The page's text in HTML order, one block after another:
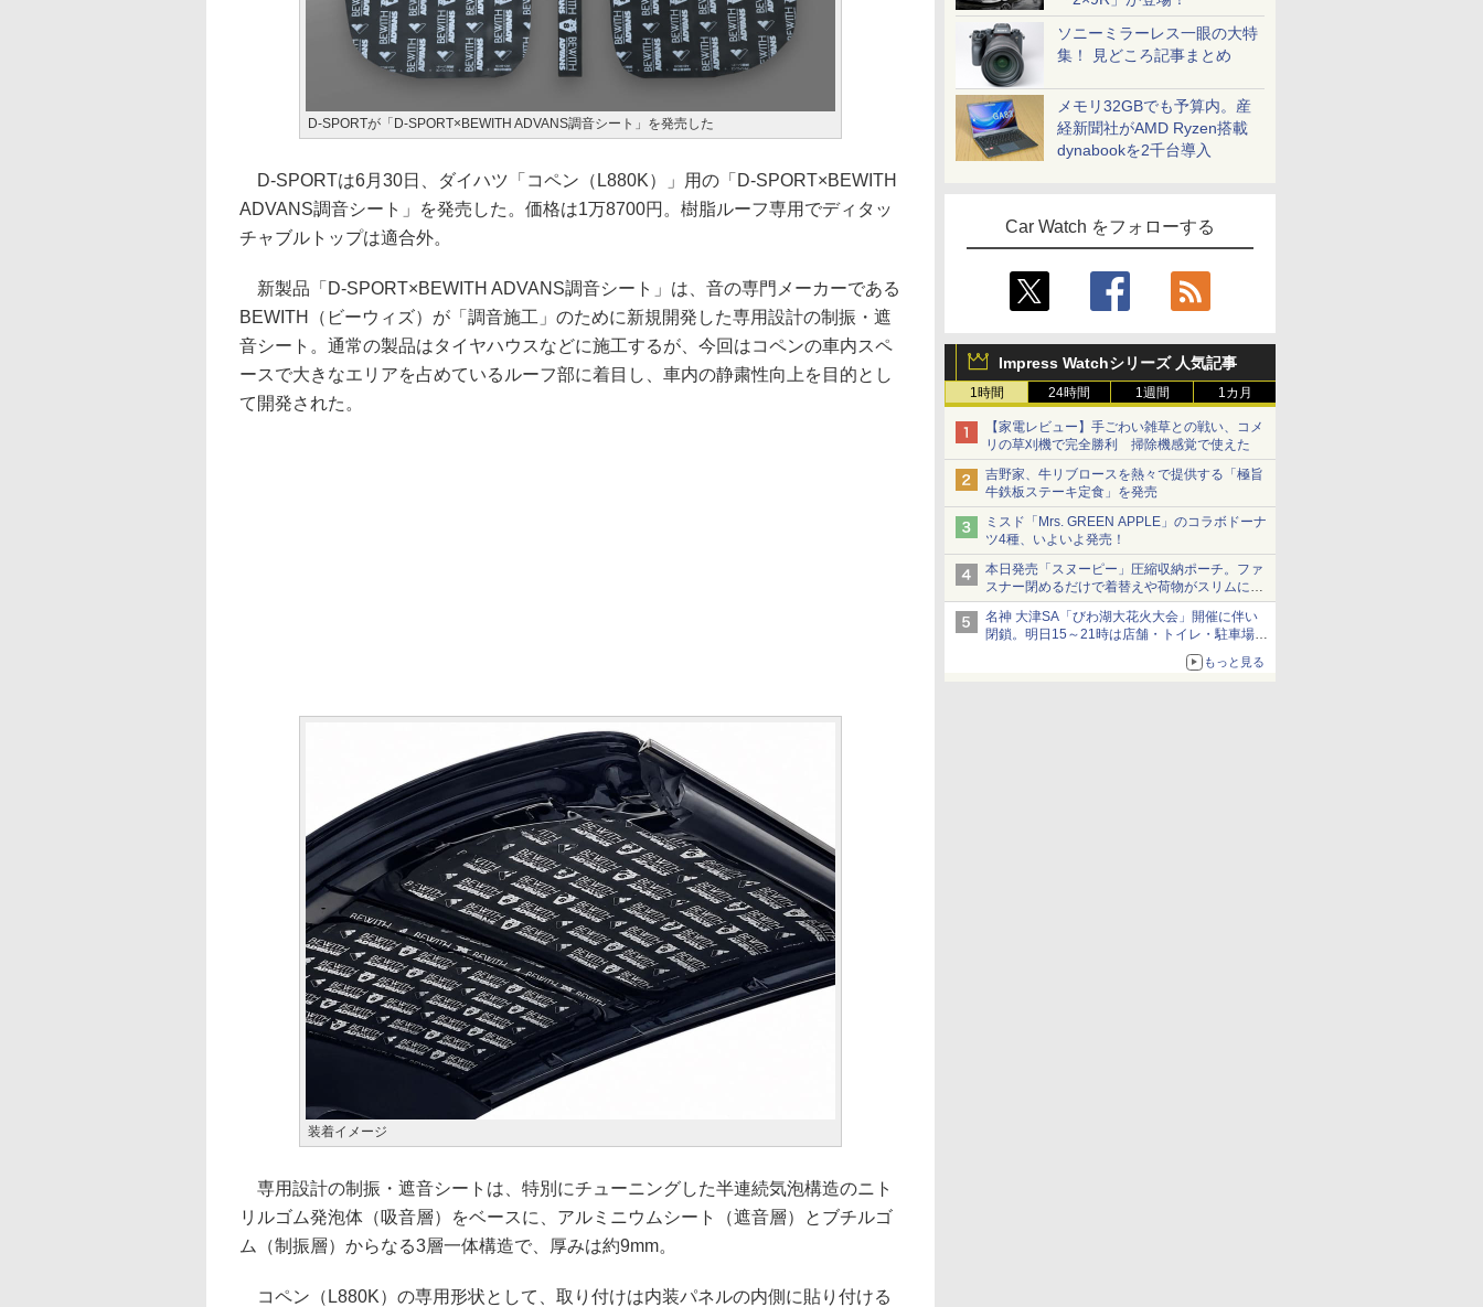
ソニーミラーレス一眼の大特
集！ 見どころ記事まとめ
メモリ32GBでも予算内。産
経新聞社がAMD Ryzen搭載
dynabookを2千台導入
Car Watch をフォローする
Impress Watchシリーズ 人気記事
1時間 24時間 1週間 1カ月
【家電レビュー】手ごわい雑草との戦い、コメ
リの草刈機で完全勝利 掃除機感覚で使えた
吉野家、牛リブロースを熱々で提供する「極旨
牛鉄板ステーキ定食」を発売
ミスド「Mrs. GREEN APPLE」のコラボドーナ
ツ4種、いよいよ発売！
本日発売「スヌーピー」圧縮収納ポーチ。ファ
スナー閉めるだけで着替えや荷物がスリムにま
とまる
名神 大津SA「びわ湖大花火大会」開催に伴い
閉鎖。明日15～21時は店舗・トイレ・駐車場の
もっと見る
D-SPORTが「D-SPORT×BEWITH ADVANS調音シート」を発売した
D-SPORTは6月30日、ダイハツ「コペン（L880K）」用の「D-SPORT×BEWITH
ADVANS調音シート」を発売した。価格は1万8700円。樹脂ルーフ専用でディタッ
チャブルトップは適合外。
新製品「D-SPORT×BEWITH ADVANS調音シート」は、音の専門メーカーである
BEWITH（ビーウィズ）が「調音施工」のために新規開発した専用設計の制振・遮
音シート。通常の製品はタイヤハウスなどに施工するが、今回はコペンの車内スペ
ースで大きなエリアを占めているルーフ部に着目し、車内の静粛性向上を目的とし
て開発された。
装着イメージ
専用設計の制振・遮音シートは、特別にチューニングした半連続気泡構造のニト
リルゴム発泡体（吸音層）をベースに、アルミニウムシート（遮音層）とブチルゴ
ム（制振層）からなる3層一体構造で、厚みは約9mm。
コペン（L880K）の専用形状として、取り付けは内装パネルの内側に貼り付ける